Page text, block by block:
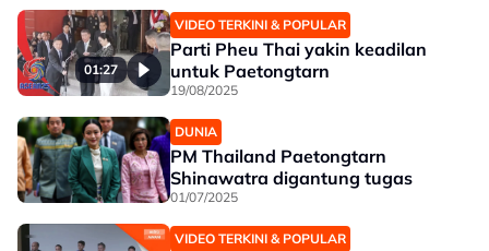
01:27
VIDEO TERKINI & POPULAR
Parti Pheu Thai yakin keadilan
untuk Paetongtarn
19/08/2025
DUNIA
PM Thailand Paetongtarn
Shinawatra digantung tugas
01/07/2025
VIDEO TERKINI & POPULAR